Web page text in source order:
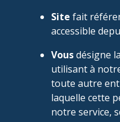
Site fait
accessible
Vousdésigne
utilisant à
toute autre
laquelle cette
notre service,